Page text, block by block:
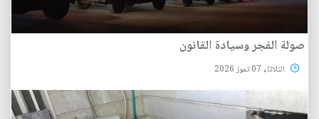
صولة الفجر وسيادة القانون
الثلاثاء 07 تموز 2026